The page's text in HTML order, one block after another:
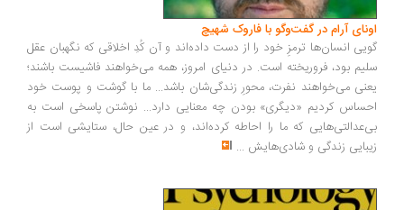
اونای آرام در گفت‌وگو با فاروک شهیچ‭
گویی انسان‌ها ترمزِ خود را از دست داده‌اند و آن کُدِ اخلاقی که نگهبان عقل
سلیم بود، فروریخته است. در دنیای امروز، همه می‌خواهند فاشیست باشند؛
یعنی می‌خواهند نفرت، محورِ زندگی‌شان باشد... ما با گوشت و پوست خود
احساس کردیم «دیگری» بودن چه معنایی دارد... نوشتن پاسخی است به
بی‌عدالتی‌هایی که ما را احاطه کرده‌اند، و در عین حال، ستایشی است از
زیبایی زندگی و شادی‌هایش ...